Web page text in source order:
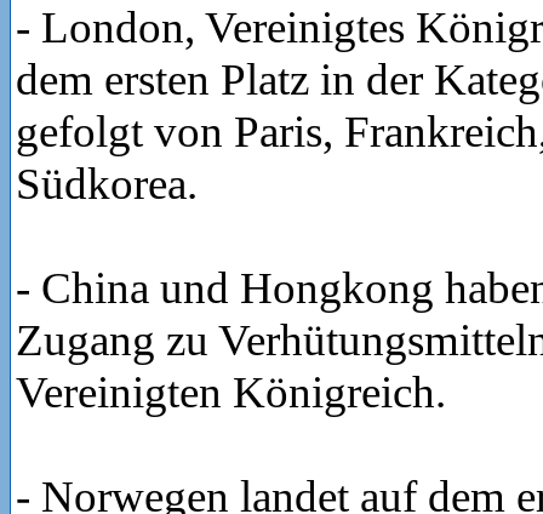
- London, Vereinigtes
dem ersten Platz in der
gefolgt von Paris,
Südkorea.
- China und Hongkong
Zugang zu
Vereinigten Königreich.
- Norwegen landet auf dem